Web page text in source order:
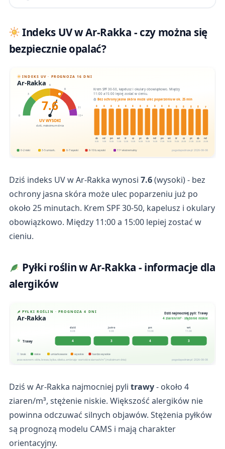
Indeks UV w Ar-Rakka - czy można się
bezpiecznie opalać?
INDEKS UV · PROGNOZA 16 DNI
Ar-Rakka
0
3
6
8
11
11+
7.6
UV WYSOKI
dziś, maksimum dnia
Krem SPF 30-50, kapelusz i okulary obowiązkowo. Między
11:00 a 15:00 lepiej zostać w cieniu.
Bez ochrony jasna skóra może ulec poparzeniu w ok. 25 min
8
sb
8.08
8
nd
9.08
8
pn
10.08
8
wt
11.08
8
śr
12.08
8
cz
13.08
8
pt
14.08
8
sb
15.08
8
nd
16.08
8
pn
17.08
8
wt
18.08
8
śr
19.08
8
cz
20.08
8
pt
21.08
8
sb
22.08
7
nd
23.08
0-2 niski 3-5 umiark. 6-7 wysoki 8-10 b. wysoki 11+ ekstremalny pogodapodroze.pl · 2026-08-08
Dziś indeks UV w Ar-Rakka wynosi 7.6(wysoki) - bez
ochrony jasna skóra może ulec poparzeniu już po
około 25 minutach. Krem SPF 30-50, kapelusz i okulary
obowiązkowo. Między 11:00 a 15:00 lepiej zostać w
cieniu.
Pyłki roślin w Ar-Rakka - informacje dla
alergików
PYŁKI ROŚLIN · PROGNOZA 4 DNI
Ar-Rakka
Dziś najmocniej pyli: Trawy
4 ziaren/m³ · stężenie niskie
dziś
8.08
jutro
9.08
pn
10.08
wt
11.08
Trawy 4 3 4 3
brak niskie umiarkowane wysokie bardzo wysokie
poza sezonem: olcha, brzoza, bylica, oliwka, ambrozja · wartości w ziarnach/m³ (maksimum dnia) pogodapodroze.pl · 2026-08-08
Dziś w Ar-Rakka najmocniej pyli trawy- około 4
ziaren/m³, stężenie niskie. Większość alergików nie
powinna odczuwać silnych objawów. Stężenia pyłków
są prognozą modelu CAMS i mają charakter
orientacyjny.